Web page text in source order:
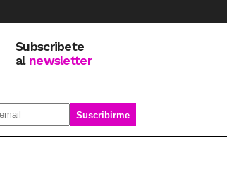
Subscribete
al newsletter
SOBRE MÍ